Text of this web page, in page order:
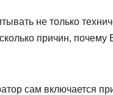
не только
причин,
сам включается